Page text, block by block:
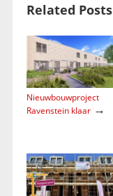
Related Posts
Nieuwbouwproject
Ravenstein klaar→